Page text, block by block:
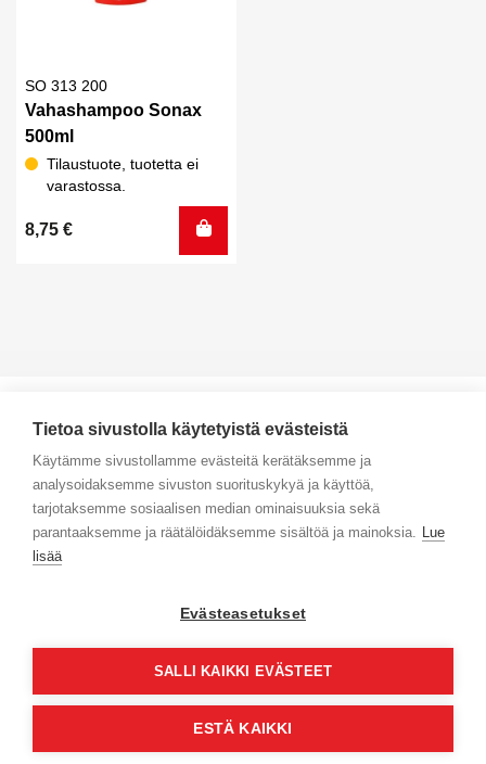
SO 313 200
Vahashampoo Sonax
500ml
Tilaustuote, tuotetta ei
varastossa.
8,75 €
Yhteystiedot
Selaa tuotteita
Maksa turvallisesti
Tietoa sivustolla käytetyistä evästeistä
Käytämme sivustollamme evästeitä kerätäksemme ja
analysoidaksemme sivuston suorituskykyä ja käyttöä,
tarjotaksemme sosiaalisen median ominaisuuksia sekä
parantaaksemme ja räätälöidäksemme sisältöä ja mainoksia. Lue
lisää
Evästeasetukset
SALLI KAIKKI EVÄSTEET
ESTÄ KAIKKI